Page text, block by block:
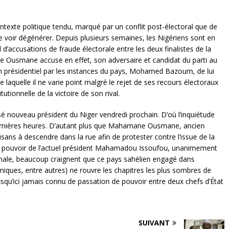
politique tendu, marqué par un conflit post-électoral que de
dégénérer. Depuis plusieurs semaines, les Nigériens sont en
de fraude électorale entre les deux finalistes de la
Ousmane accuse en effet, son adversaire et candidat du parti au
par les instances du pays, Mohamed Bazoum, de lui
laquelle il ne varie point malgré le rejet de ses recours électoraux
de la victoire de son rival.
nouveau président du Niger vendredi prochain. D’où l’inquiétude
heures. D’autant plus que Mahamane Ousmane, ancien
à descendre dans la rue afin de protester contre l’issue de la
pouvoir de l’actuel président Mahamadou Issoufou, unanimement
beaucoup craignent que ce pays sahélien engagé dans
entre autres) ne rouvre les chapitres les plus sombres de
jamais connu de passation de pouvoir entre deux chefs d’État
SUIVANT